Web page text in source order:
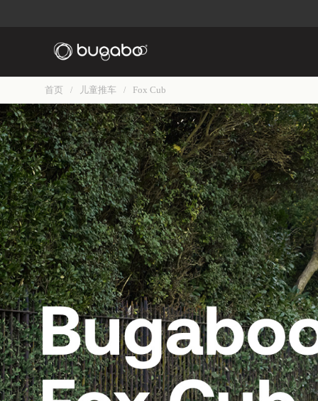
首页 / 儿童推车 / Fox Cub